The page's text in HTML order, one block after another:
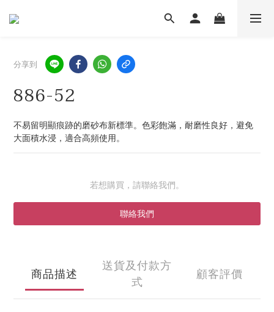
分享到
886-52
不易留明顯痕跡的磨砂布新標準。色彩飽滿，耐磨性良好，避免
大面積水浸，適合高頻使用。
若想購買，請聯絡我們。
聯絡我們
商品描述
送貨及付款方
式
顧客評價